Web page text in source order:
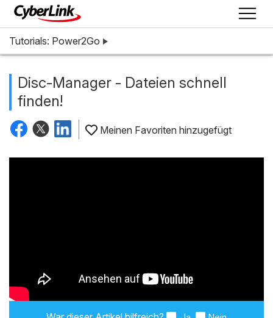
Tutorials: Power2Go
Disc-Manager - Dateien schnell
finden!
Meinen Favoriten hinzugefügt